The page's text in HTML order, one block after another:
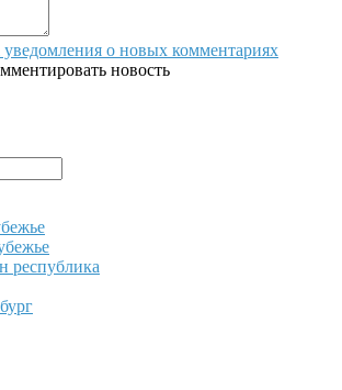
уведомления о новых комментариях
новость
республика